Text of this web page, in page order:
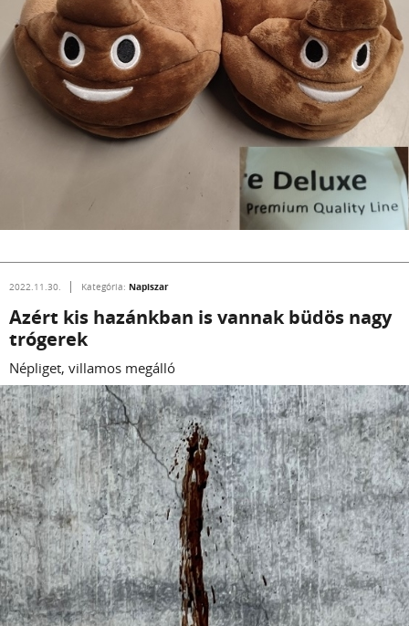
2022.11.30. Kategória: Napiszar
Azért kis hazánkban is vannak büdös nagy
trógerek
Népliget, villamos megálló